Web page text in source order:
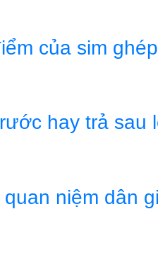
của sim ghép
hay trả sau
niệm dân